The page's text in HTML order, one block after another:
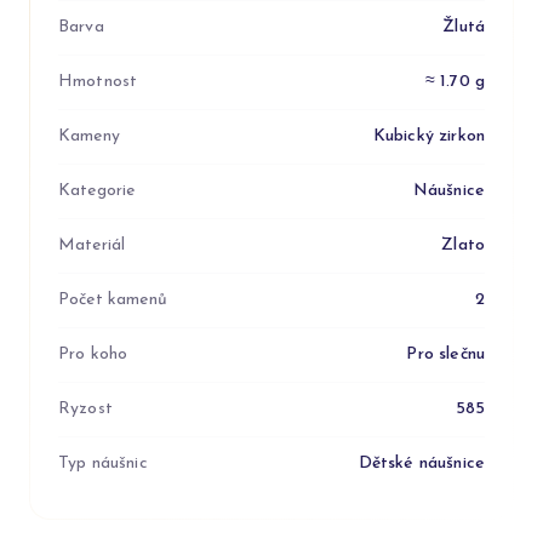
Barva Žlutá
Hmotnost ≈ 1.70 g
Kameny Kubický zirkon
Kategorie Náušnice
Materiál Zlato
Počet kamenů 2
Pro koho Pro slečnu
Ryzost 585
Typ náušnic Dětské náušnice